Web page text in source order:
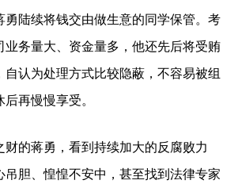
勇陆续将钱交由做生意的同学保管。考
业务量大、资金量多，他还先后将受贿
自认为处理方式比较隐蔽，不容易被组
再慢慢享受。
的蒋勇，看到持续加大的反腐败力
吊胆、惶惶不安中，甚至找到法律专家